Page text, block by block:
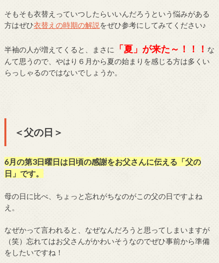
そもそも衣替えっていつしたらいいんだろうという悩みがある
方はぜひ衣替えの時期の解説 をぜひ参考にしてみてください♪
半袖の人が増えてくると、まさに 「夏」が来た～！！！ な
んて思うので、やはり６月から夏の始まりを感じる方は多くい
らっしゃるのではないでしょうか。
＜父の日＞
6月の第3日曜日は日頃の感謝をお父さんに伝える「父の
日」です。
母の日に比べ、ちょっと忘れがちなのがこの父の日ですよね
え。
なぜかって言われると、なぜなんだろうと思ってしまいますが
（笑）忘れてはお父さんがかわいそうなのでぜひ事前から準備
をしたいですね！